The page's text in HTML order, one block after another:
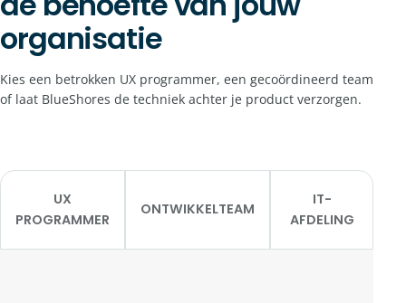
organisatie
Kies een betrokken UX programmer, een gecoördineerd team
of laat BlueShores de techniek achter je product verzorgen.
UX
PROGRAMMER
ONTWIKKELTEAM
IT-
AFDELING